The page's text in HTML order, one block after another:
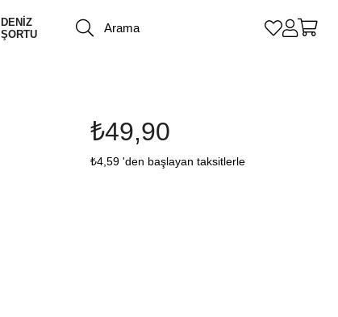
DENİZ
ŞORTU
₺49,90
₺4,59 'den başlayan taksitlerle